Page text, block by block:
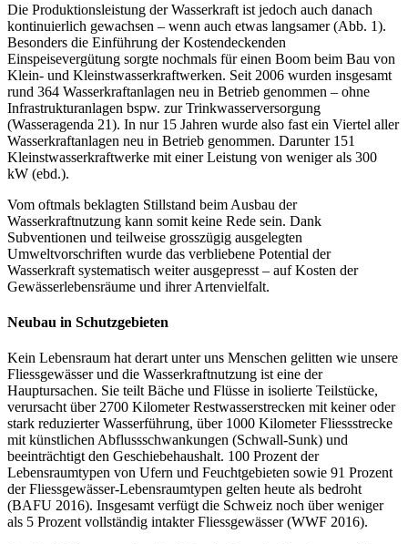
Die Produktionsleistung der Wasserkraft ist jedoch auch danach
kontinuierlich gewachsen – wenn auch etwas langsamer (Abb. 1).
Besonders die Einführung der Kostendeckenden
Einspeisevergütung sorgte nochmals für einen Boom beim Bau von
Klein- und Kleinstwasserkraftwerken. Seit 2006 wurden insgesamt
rund 364 Wasserkraftanlagen neu in Betrieb genommen – ohne
Infrastrukturanlagen bspw. zur Trinkwasserversorgung
(Wasseragenda 21). In nur 15 Jahren wurde also fast ein Viertel aller
Wasserkraftanlagen neu in Betrieb genommen. Darunter 151
Kleinstwasserkraftwerke mit einer Leistung von weniger als 300
kW (ebd.).
Vom oftmals beklagten Stillstand beim Ausbau der
Wasserkraftnutzung kann somit keine Rede sein. Dank
Subventionen und teilweise grosszügig ausgelegten
Umweltvorschriften wurde das verbliebene Potential der
Wasserkraft systematisch weiter ausgepresst – auf Kosten der
Gewässerlebensräume und ihrer Artenvielfalt.
Neubau in Schutzgebieten
Kein Lebensraum hat derart unter uns Menschen gelitten wie unsere
Fliessgewässer und die Wasserkraftnutzung ist eine der
Hauptursachen. Sie teilt Bäche und Flüsse in isolierte Teilstücke,
verursacht über 2700 Kilometer Restwasserstrecken mit keiner oder
stark reduzierter Wasserführung, über 1000 Kilometer Fliessstrecke
mit künstlichen Abflussschwankungen (Schwall-Sunk) und
beeinträchtigt den Geschiebehaushalt. 100 Prozent der
Lebensraumtypen von Ufern und Feuchtgebieten sowie 91 Prozent
der Fliessgewässer-Lebensraumtypen gelten heute als bedroht
(BAFU 2016). Insgesamt verfügt die Schweiz noch über weniger
als 5 Prozent vollständig intakter Fliessgewässer (WWF 2016).